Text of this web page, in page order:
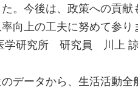
。今後は、政策への貢
向上の工夫に努めて参り
学研究所 研究員 川上 諒
データから、生活活動